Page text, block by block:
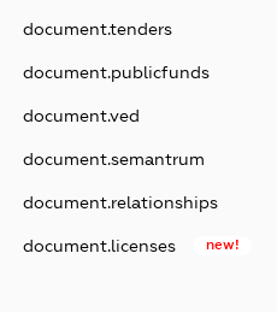
document.tenders
document.publicfunds
document.ved
document.semantrum
document.relationships
document.licenses new!